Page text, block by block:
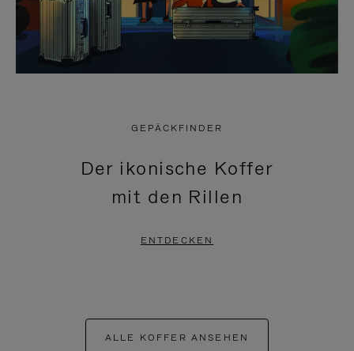
GEPÄCKFINDER
Der ikonische Koffer
mit den Rillen
ENTDECKEN
ALLE KOFFER ANSEHEN